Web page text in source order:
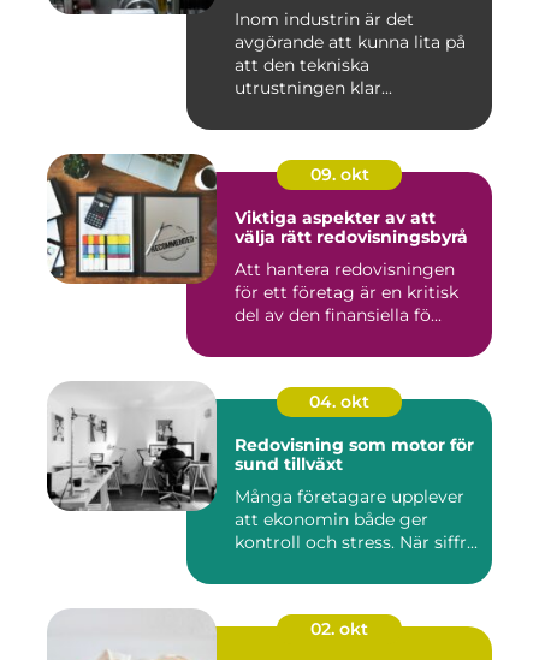
Inom industrin är det
avgörande att kunna lita på
att den tekniska
utrustningen klar...
09. okt
Viktiga aspekter av att
välja rätt redovisningsbyrå
Att hantera redovisningen
för ett företag är en kritisk
del av den finansiella fö...
04. okt
Redovisning som motor för
sund tillväxt
Många företagare upplever
att ekonomin både ger
kontroll och stress. När siffr...
02. okt